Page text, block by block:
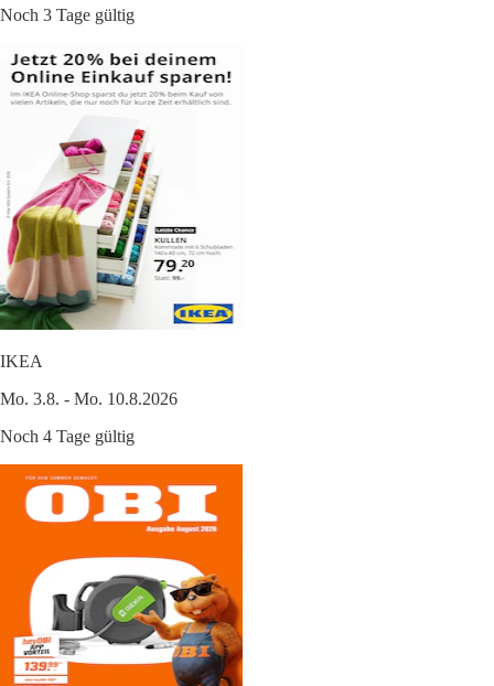
Noch 3 Tage gültig
IKEA
Mo. 3.8. - Mo. 10.8.2026
Noch 4 Tage gültig